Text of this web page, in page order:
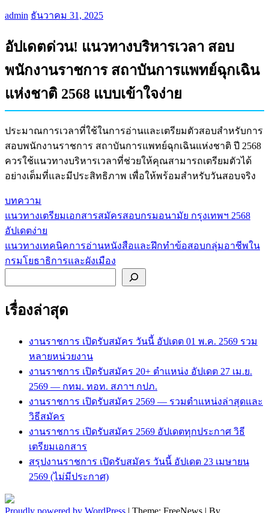
admin ธันวาคม 31, 2025
อัปเดตด่วน! แนวทางบริหารเวลา สอบ
พนักงานราชการ สถาบันการแพทย์ฉุกเฉิน
แห่งชาติ 2568 แบบเข้าใจง่าย
ประมาณการเวลาที่ใช้ในการอ่านและเตรียมตัวสอบสำหรับการ
สอบพนักงานราชการ สถาบันการแพทย์ฉุกเฉินแห่งชาติ ปี 2568
ควรใช้แนวทางบริหารเวลาที่ช่วยให้คุณสามารถเตรียมตัวได้
อย่างเต็มที่และมีประสิทธิภาพ เพื่อให้พร้อมสำหรับวันสอบจริง
บทความ
แนะแนว
เรื่อง
แนวทางเตรียมเอกสารสมัครสอบกรมอนามัย กรุงเทพฯ 2568
อัปเดตง่าย
แนวทางเทคนิคการอ่านหนังสือและฝึกทำข้อสอบกลุ่มอาชีพใน
กรมโยธาธิการและผังเมือง
เรื่องล่าสุด
งานราชการ เปิดรับสมัคร วันนี้ อัปเดต 01 พ.ค. 2569 รวม
หลายหน่วยงาน
งานราชการ เปิดรับสมัคร 20+ ตำแหน่ง อัปเดต 27 เม.ย.
2569 — กทม. ทอท. สภาฯ กปภ.
งานราชการ เปิดรับสมัคร 2569 — รวมตำแหน่งล่าสุดและ
วิธีสมัคร
งานราชการ เปิดรับสมัคร 2569 อัปเดตทุกประกาศ วิธี
เตรียมเอกสาร
สรุปงานราชการ เปิดรับสมัคร วันนี้ อัปเดต 23 เมษายน
2569 (ไม่มีประกาศ)
Proudly powered by WordPress | Theme: FreeNews | By